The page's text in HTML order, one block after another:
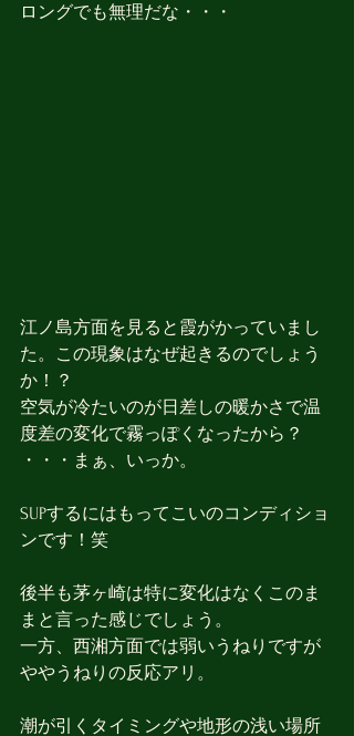
ロングでも無理だな・・・
江ノ島方面を見ると霞がかっていまし
た。この現象はなぜ起きるのでしょう
か！？
空気が冷たいのが日差しの暖かさで温
度差の変化で霧っぽくなったから？
・・・まぁ、いっか。
SUPするにはもってこいのコンディショ
ンです！笑
後半も茅ヶ崎は特に変化はなくこのま
まと言った感じでしょう。
一方、西湘方面では弱いうねりですが
ややうねりの反応アリ。
潮が引くタイミングや地形の浅い場所